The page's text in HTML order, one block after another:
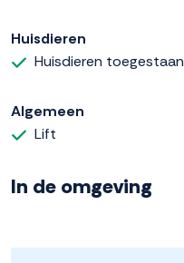
Huisdieren
Huisdieren toegestaan
Algemeen
Lift
In de omgeving